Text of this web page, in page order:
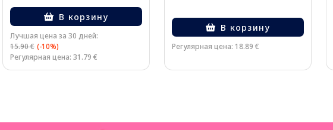
В корзину
Лучшая цена за 30 дней:
15.90 € (-10%)
Регулярная цена: 31.79 €
В корзину
Регулярная цена: 18.89 €